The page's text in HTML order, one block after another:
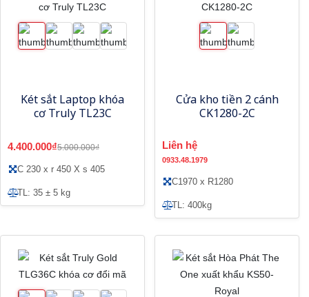
Két sắt Laptop khóa
cơ Truly TL23C
4.400.000₫5.000.000₫
C 230 x r 450 X s 405
TL: 35 ± 5 kg
Cửa kho tiền 2 cánh
CK1280-2C
Liên hệ
0933.48.1979
C1970 x R1280
TL: 400kg